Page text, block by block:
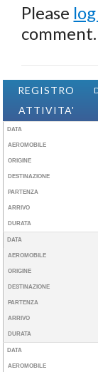
Please
comment.
REGISTRO
ATTIVITA'
DATA
AEROMOBILE
ORIGINE
DESTINAZIONE
PARTENZA
ARRIVO
DURATA
DATA
AEROMOBILE
ORIGINE
DESTINAZIONE
PARTENZA
ARRIVO
DURATA
DATA
AEROMOBILE